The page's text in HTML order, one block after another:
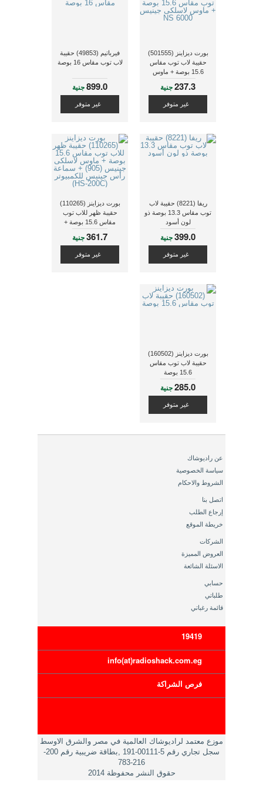
بورت ديزاينز (501555)
حقيبة لاب توب مقاس
15.6 بوصة + ماوس
لاسلكى جينيس NS 6000
237.3جنية
غير متوفر
فيرباتيم (49853) حقيبة
لاب توب مقاس 16 بوصة
899.0جنية
غير متوفر
ريفا (8221) حقيبة لاب
توب مقاس 13.3 بوصة ذو
لون أسود
399.0جنية
غير متوفر
بورت ديزاينز (110265)
حقيبة ظهر للاب توب
مقاس 15.6 بوصة +
ماوس لاسلكى جينيس
(905) + سماعة رأس
200C)
361.7جنية
غير متوفر
بورت ديزاينز (160502)
حقيبة لاب توب مقاس
15.6 بوصة
285.0جنية
غير متوفر
عن راديوشاك
سياسة الخصوصية
الشروط والاحكام
اتصل بنا
إرجاع الطلب
خريطة الموقع
الشركات
العروض المميزة
الاسئلة الشائعة
حسابي
طلباتي
قائمة رغباتي
19419
info(at)radioshack.com.eg
فرص الشراكة
موزع معتمد لراديوشاك العالمية في مصر والشرق الاوسط
سجل تجاري رقم 5-00111-191 ,بطاقة ضريبية رقم 200-
216-783
حقوق النشر محفوظة 2014